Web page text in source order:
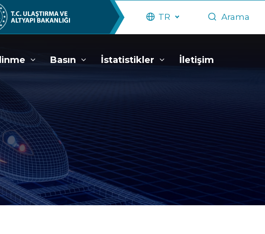
TR Arama
Basın İstatistikler İletişim